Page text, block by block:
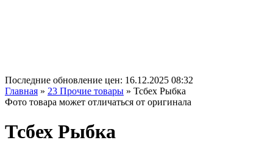
Последние обновление цен: 16.12.2025 08:32
Главная » 23 Прочие товары » Тсбех Рыбка
Фото товара может отличаться от оригинала
Тсбех Рыбка